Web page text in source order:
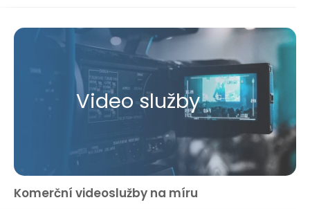
Video služby
Komerční videoslužby na míru